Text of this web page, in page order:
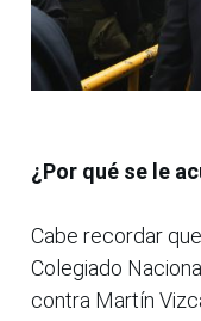
¿Por qué se le
Cabe recordar
Colegiado
contra Martín